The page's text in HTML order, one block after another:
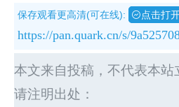
保存观看更高清(可在线):
点击打
https://pan.quark.cn/s/
本文来自投稿，不代表本站
请注明出处：